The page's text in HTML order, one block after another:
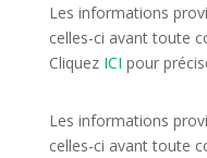
Les informations
celles-ci avant toute
Cliquez ICI pour
Les informations
celles-ci avant toute